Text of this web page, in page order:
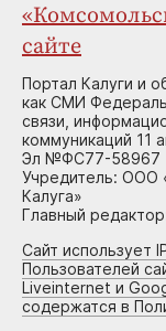
сайте
Портал Калуги и
как СМИ
связи,
коммуникаций 11
Эл №ФС77-58967
Учредитель: ООО
Калуга»
Главный
Сайт использует
Пользователей
Liveinternet и
содержатся в